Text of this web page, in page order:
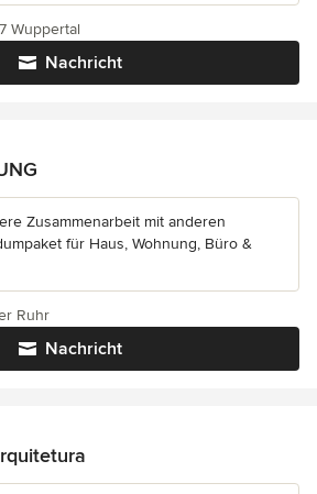
Nachricht
Wuppertal
Zusammenarbeit mit anderen
für Haus, Wohnung, Büro &
Nachricht
Ruhr